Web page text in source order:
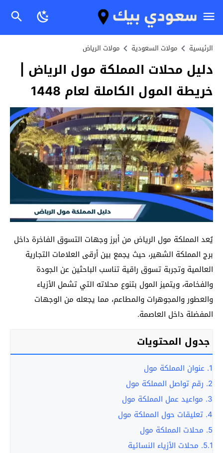
الرئيسية مولات السعودية مولات الرياض
دليل محلات المملكة مول الرياض |
خريطة المول الكاملة لعام 1448
يُعد المملكة مول الرياض من أبرز وجهات التسوق الفاخرة داخل
برج المملكة الشهير، حيث يجمع بين أرقى العلامات التجارية
العالمية وتجربة تسوق راقية تناسب الباحثين عن الجودة
والفخامة، ويتميز المول بتنوع محلاته التي تشمل الأزياء
والعطور والمجوهرات والمطاعم، مما يجعله من الوجهات
المفضلة داخل العاصمة.
جدول المحتويات
1. عنوان المملكة مول
2. رقم تواصل المملكة مول
3. مواعيد عمل المملكة مول
4. تعليقات حول المملكة مول
5. محلات المملكة مول
5.1. محلات الأزياء النسائية